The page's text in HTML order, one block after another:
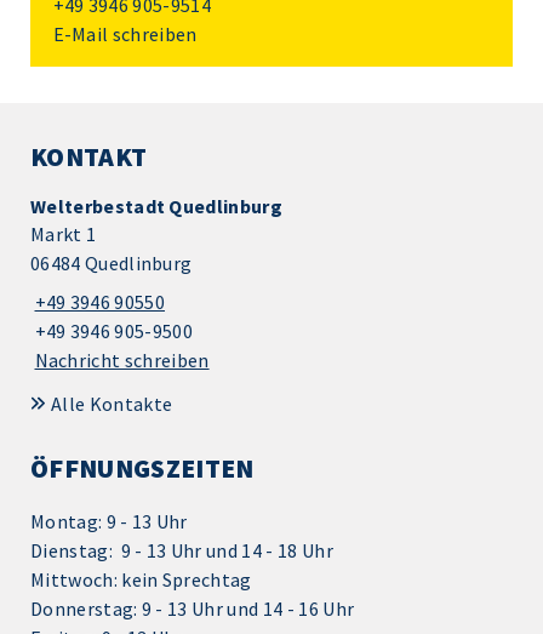
+49 3946 905-9514
E-Mail schreiben
KONTAKT
Welterbestadt Quedlinburg
Markt 1
06484 Quedlinburg
+49 3946 90550
+49 3946 905-9500
Nachricht schreiben
Alle Kontakte
ÖFFNUNGSZEITEN
Montag: 9 - 13 Uhr
Dienstag: 9 - 13 Uhr und 14 - 18 Uhr
Mittwoch: kein Sprechtag
Donnerstag: 9 - 13 Uhr und 14 - 16 Uhr